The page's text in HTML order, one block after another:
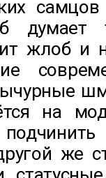
думает
жлоб и
на
же